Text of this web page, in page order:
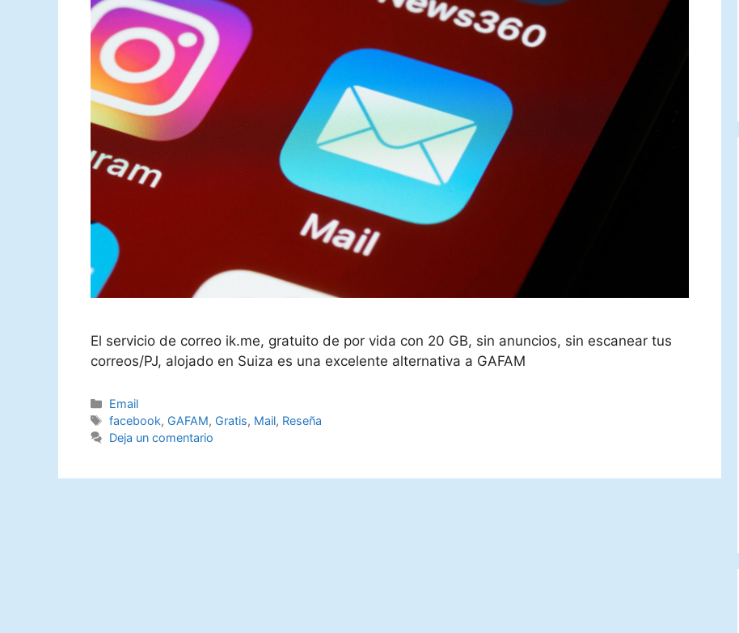
El servicio de correo ik.me, gratuito de por vida con 20 GB, sin anuncios, sin escanear tus
correos/PJ, alojado en Suiza es una excelente alternativa a GAFAM
Categorías
Email
Etiquetas
facebook, GAFAM, Gratis, Mail, Reseña
Deja un comentario